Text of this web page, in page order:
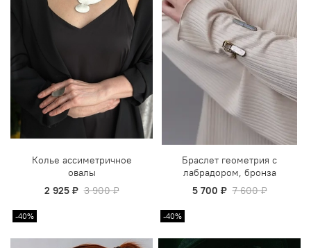
Колье ассиметричное
овалы
2 925 ₽ 3 900 ₽
Браслет геометрия с
лабрадором, бронза
5 700 ₽ 7 600 ₽
-40% -40%